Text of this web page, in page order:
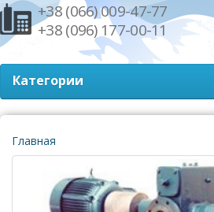
+38 (066) 009-47-77
+38 (096) 177-00-11
Категории
Главная